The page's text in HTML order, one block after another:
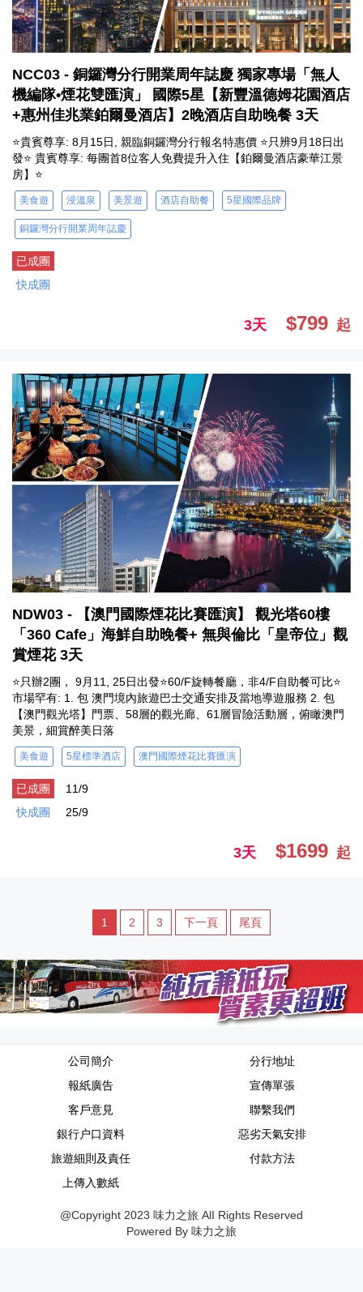
NCC03 - 銅鑼灣分行開業周年誌慶 獨家專場「無人
機編隊•煙花雙匯演」 國際5星【新豐溫德姆花園酒店
+惠州佳兆業鉑爾曼酒店】2晚酒店自助晚餐 3天
⭐貴賓尊享: 8月15日, 親臨銅鑼灣分行報名特惠價 ⭐只辨9月18日出
發⭐ 貴賓尊享: 每團首8位客人免費提升入住【鉑爾曼酒店豪華江景
房】⭐
美食遊 浸溫泉 美景遊 酒店自助餐 5星國際品牌
銅鑼灣分行開業周年誌慶
已成團
快成團
3天 $799 起
NDW03 - 【澳門國際煙花比賽匯演】 觀光塔60樓
「360 Cafe」海鮮自助晚餐+ 無與倫比「皇帝位」觀
賞煙花 3天
⭐只辦2團， 9月11, 25日出發⭐60/F旋轉餐廳，非4/F自助餐可比⭐
市場罕有: 1. 包 澳門境內旅遊巴士交通安排及當地導遊服務 2. 包
【澳門觀光塔】門票、58層的觀光廊、61層冒險活動層，俯瞰澳門
美景，細賞醉美日落
美食遊 5星標準酒店 澳門國際煙花比賽匯演
已成團
11/9
快成團
25/9
3天 $1699 起
1 2 3 下一頁 尾頁
公司簡介
分行地址
報紙廣告
宣傳單張
客戶意見
聯繫我們
銀行户口資料
惡劣天氣安排
旅遊細則及責任
付款方法
上傳入數紙
@Copyright 2023 味力之旅 AlI Rights Reserved
Powered By 味力之旅